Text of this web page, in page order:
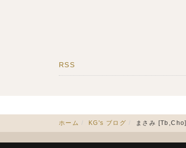
RSS
ホーム KG's ブログ まさみ [Tb,Cho]